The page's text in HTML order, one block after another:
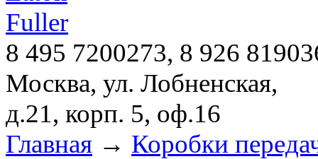
8 495 7200273, 8 926
Москва, ул. Лобненская,
д.21, корп. 5, оф.16
Главная → Коробки